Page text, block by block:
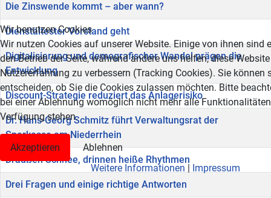
Die Zinswende kommt – aber wann?
Dienstältester Vorstand geht
Digitalisierung und demografischer Wandel prägen die
Entwicklung
Discount-Strategie reduziert das Anlagerisiko
Dr. Hans-Georg Schmitz führt Verwaltungsrat der
Sparkasse am Niederrhein
Draußen Schnee, drinnen heiße Rhythmen
Drei Fragen und einige richtige Antworten
Wir benutzen Cookies
Wir nutzen Cookies auf unserer Website. Einige von ihnen sind
den Betrieb der Seite, während andere uns helfen, diese
Nutzererfahrung zu verbessern (Tracking Cookies). Sie können
entscheiden, ob Sie die Cookies zulassen möchten. Bitte
bei einer Ablehnung womöglich nicht mehr alle
Verfügung stehen.
Akzeptieren
Ablehnen
Weitere Informationen | Impressum